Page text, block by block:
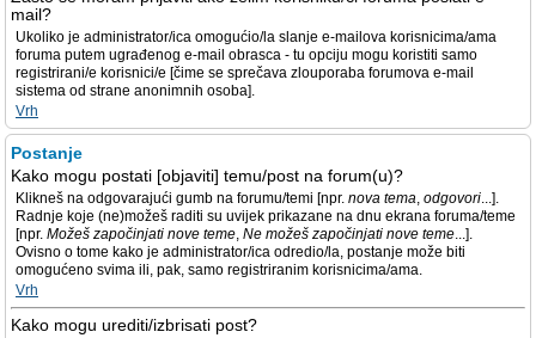
mail?
Ukoliko je administrator/ica omogućio/la slanje e-mailova korisnicima/ama
foruma putem ugrađenog e-mail obrasca - tu opciju mogu koristiti samo
registrirani/e korisnici/e [čime se sprečava zlouporaba forumova e-mail
sistema od strane anonimnih osoba].
Vrh
Postanje
Kako mogu postati [objaviti] temu/post na forum(u)?
Klikneš na odgovarajući gumb na forumu/temi [npr. nova tema, odgovori...].
Radnje koje (ne)možeš raditi su uvijek prikazane na dnu ekrana foruma/teme
[npr. Možeš započinjati nove teme, Ne možeš započinjati nove teme...].
Ovisno o tome kako je administrator/ica odredio/la, postanje može biti
omogućeno svima ili, pak, samo registriranim korisnicima/ama.
Vrh
Kako mogu urediti/izbrisati post?